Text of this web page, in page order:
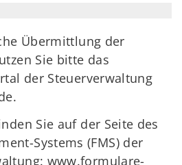
Übermittlung der
Sie bitte das
der Steuerverwaltung
Sie auf der Seite des
Systems (FMS) der
www.formulare-